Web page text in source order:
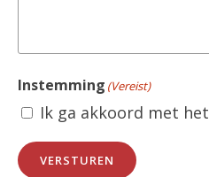
Instemming (Vereist)
Ik ga akkoord met het
VERSTUREN